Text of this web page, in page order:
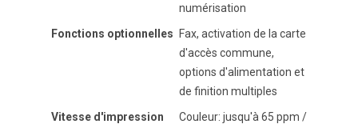
numérisation
Fonctions optionnelles
Fax, activation de la carte
d'accès commune,
options d'alimentation et
de finition multiples
Vitesse d'impression
Couleur: jusqu'à 65 ppm /